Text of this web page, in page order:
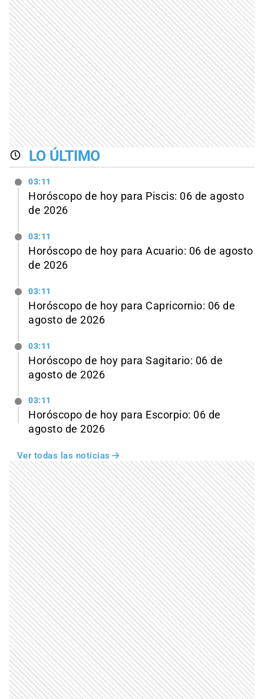
LO ÚLTIMO
03:11
Horóscopo de hoy para Piscis: 06 de agosto
de 2026
03:11
Horóscopo de hoy para Acuario: 06 de agosto
de 2026
03:11
Horóscopo de hoy para Capricornio: 06 de
agosto de 2026
03:11
Horóscopo de hoy para Sagitario: 06 de
agosto de 2026
03:11
Horóscopo de hoy para Escorpio: 06 de
agosto de 2026
Ver todas las noticias